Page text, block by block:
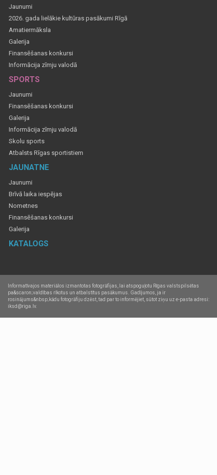
Jaunumi
2026. gada lielākie kultūras pasākumi Rīgā
Amatiermāksla
Galerija
Finansēšanas konkursi
Informācija zīmju valodā
SPORTS
Jaunumi
Finansēšanas konkursi
Galerija
Informācija zīmju valodā
Skolu sports
Atbalsts Rīgas sportistiem
JAUNATNE
Jaunumi
Brīvā laika iespējas
Nometnes
Finansēšanas konkursi
Galerija
KATALOGS
Informatīvajos materiālos izmantotas fotogrāfijas, lai atspoguļotu Rīgas valstspilsētas
pa&scaron;valdības rīkotus un atbalstītus pasākumus. Gadījumos, ja ir
rosinājums&nbsp;kādu fotogrāfiju dzēst, tad par to informējiet, sūtot ziņu uz e-pasta adresi:
iksd@riga.lv.